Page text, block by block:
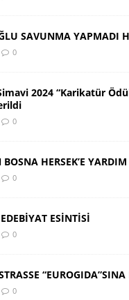
SAVUNMA YAPMADI
0
2024 “Karikatür
0
BOSNA HERSEK’E
0
EDEBİYAT ESİNTİSİ
0
0